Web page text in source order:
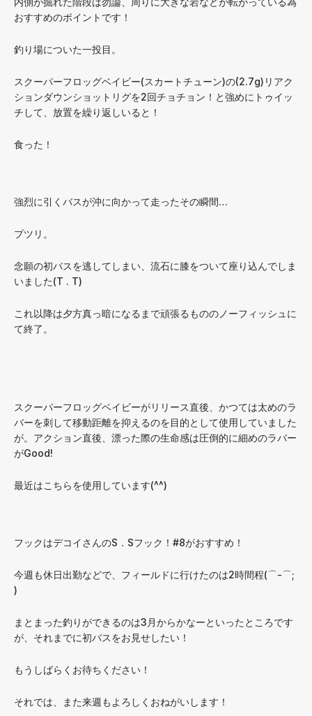
おすすめのポイントです！
釣り場についた一投目。
スクーパーフロッグベイビー(スカートチューン)の(2.7g)リアク
ションダウンショットリグを2回チョチョン！と強めにトゥイッ
チして、放置を繰り返しいると！
食った！
強烈に引くバスが沖に向かって走ったその瞬間…
プツリ。
念願の初バスを逃してしまい、流石に膝をついて座り込んでしま
いました(T . T)
これ以降は夕方真っ暗になるまで頑張るもののノーフィッシュに
て終了。
スクーパーフロッグベイビーがリリース直後、かつては太めのラ
バーを刺して移動距離を抑えるのを目的として使用していました
が。アクション直後、漂った際の生命感は圧倒的に細めのラバー
がGood!
最近はこちらを使用しています(^^)
フックはデコイさんのS．Sフック！#8がおすすめ！
今週も休日出勤などで、フィールドに行けたのは2時間程(⌒-⌒;
)
まとまった釣りができるのは3月からかなーといったところです
が、それまでに初バスをお見せしたい！
もうしばらくお待ちください！
それでは、また来週もよろしくおねがいします！